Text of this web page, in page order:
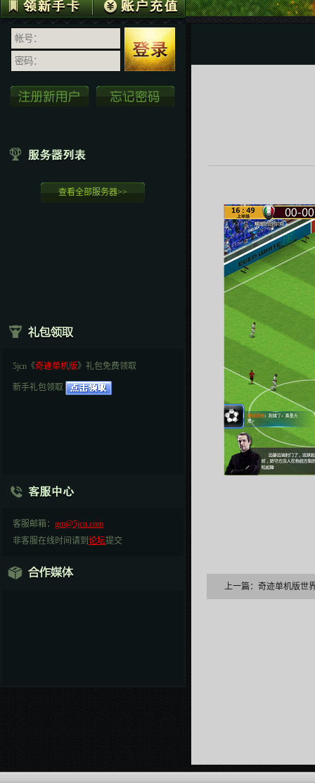
查看全部服务器>>
5jcn《奇迹单机版》礼包免费领取
新手礼包领取
客服邮箱： gm@5jcn.com
非客服在线时间请到 论坛提交
上一篇： 奇迹单机版世